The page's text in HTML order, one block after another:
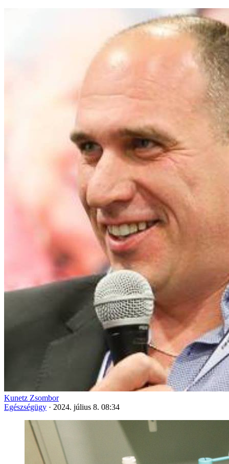
Kunetz Zsombor
Egészségügy · 2024. július 8. 08:34